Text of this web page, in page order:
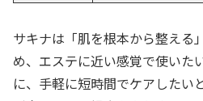
サキナは「肌を根本から整える
め、エステに近い感覚で使いた
に、手軽に短時間でケアしたい